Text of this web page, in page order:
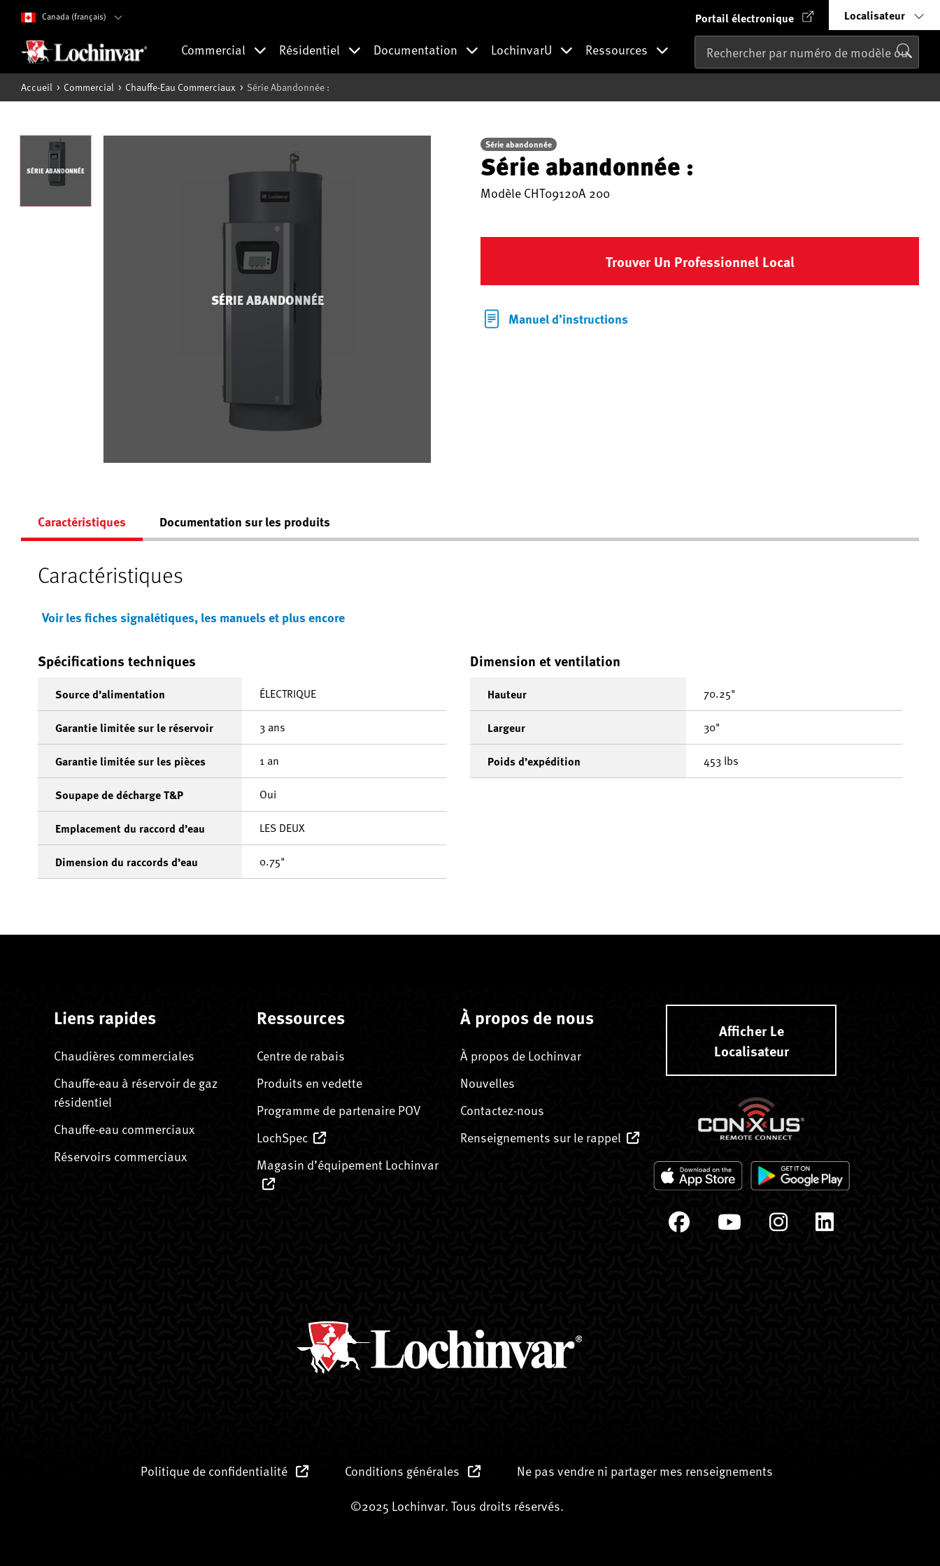
Canada (français) Portail électronique Localisateur
Commercial Résidentiel Documentation LochinvarU Ressources
Accueil Commercial Chauffe-Eau Commerciaux Série Abandonnée :
SÉRIE ABANDONNÉE
SÉRIE ABANDONNÉE
Série abandonnée
Série abandonnée :
ModèleCHT09120A 200
Trouver Un Professionnel Local
Manuel d’instructions
Caractéristiques Documentation sur les produits
Caractéristiques
Voir les fiches signalétiques, les manuels et plus encore
Spécifications techniques
Source d’alimentation ÉLECTRIQUE
Garantie limitée sur le réservoir 3 ans
Garantie limitée sur les pièces 1 an
Soupape de décharge T&P Oui
Emplacement du raccord d’eau LES DEUX
Dimension du raccords d’eau 0.75"
Dimension et ventilation
Hauteur 70.25"
Largeur 30"
Poids d’expédition 453 lbs
Liens rapides
Chaudières commerciales
Chauffe-eau à réservoir de gaz
résidentiel
Chauffe-eau commerciaux
Réservoirs commerciaux
Ressources
Centre de rabais
Produits en vedette
Programme de partenaire POV
LochSpec
Magasin d’équipement Lochinvar
À propos de nous
À propos de Lochinvar
Nouvelles
Contactez-nous
Renseignements sur le rappel
Afficher Le
Localisateur
Politique de confidentialité Conditions générales
Ne pas vendre ni partager mes renseignements
©2025 Lochinvar. Tous droits réservés.